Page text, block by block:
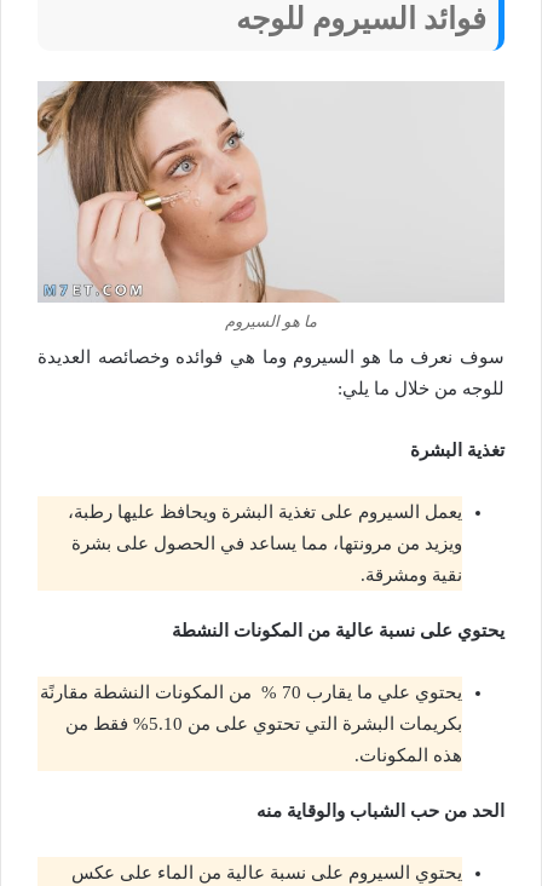
فوائد السيروم للوجه
ما هو السيروم
سوف نعرف ما هو السيروم وما هي فوائده وخصائصه العديدة
للوجه من خلال ما يلي:
تغذية البشرة
يعمل السيروم على تغذية البشرة ويحافظ عليها رطبة،
ويزيد من مرونتها، مما يساعد في الحصول على بشرة
نقية ومشرقة.
يحتوي على نسبة عالية من المكونات النشطة
يحتوي علي ما يقارب 70 %
من المكونات النشطة مقارنًة
بكريمات البشرة التي تحتوي على من 5.10% فقط من
هذه المكونات.
الحد من حب الشباب والوقاية منه
يحتوي السيروم على نسبة عالية من الماء على عكس